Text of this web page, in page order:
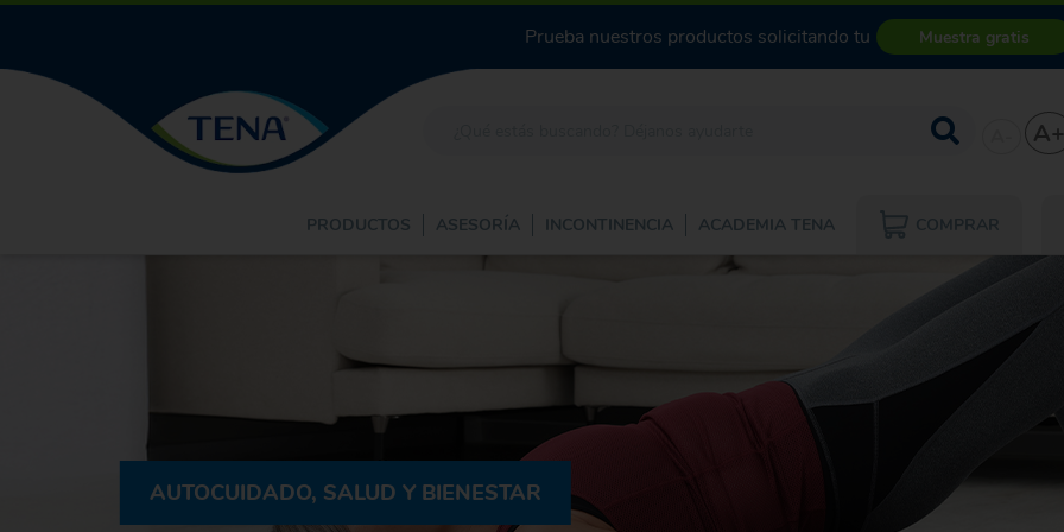
Prueba nuestros productos solicitando tu Muestra gratis
A+
PRODUCTOS ASESORÍA INCONTINENCIA ACADEMIA TENA COMPRAR
AUTOCUIDADO, SALUD Y BIENESTAR